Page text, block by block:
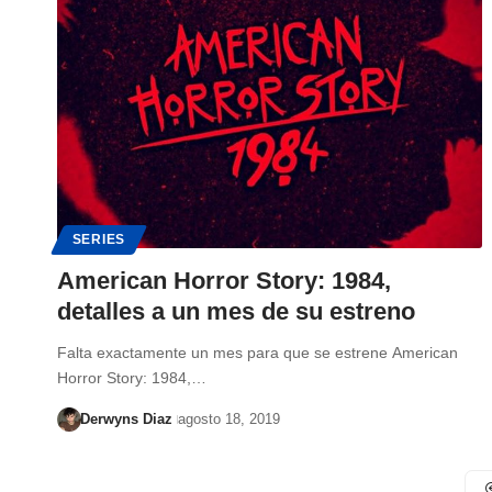
SERIES
American Horror Story: 1984,
detalles a un mes de su estreno
Falta exactamente un mes para que se estrene American
Horror Story: 1984,…
Derwyns Diaz agosto 18, 2019